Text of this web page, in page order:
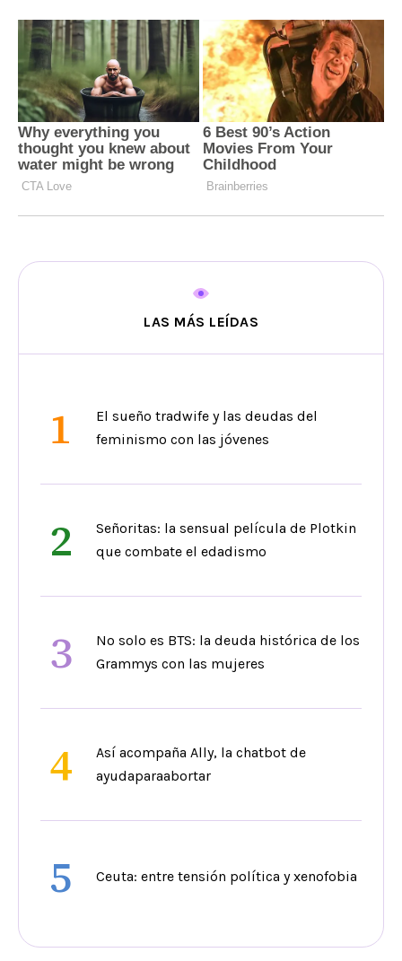
LAS MÁS LEÍDAS
1
El sueño tradwife y las deudas del
feminismo con las jóvenes
2
Señoritas: la sensual película de Plotkin
que combate el edadismo
3
No solo es BTS: la deuda histórica de los
Grammys con las mujeres
4
Así acompaña Ally, la chatbot de
ayudaparaabortar
5 Ceuta: entre tensión política y xenofobia